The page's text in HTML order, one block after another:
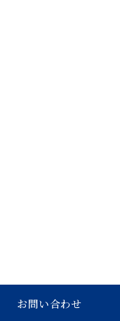
お問い合わせ